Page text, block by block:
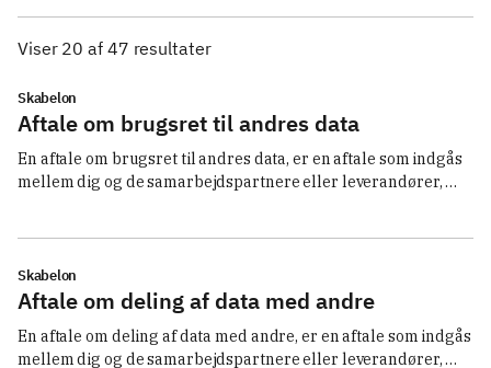
Viser 20 af 47 resultater
Skabelon
Aftale om brugsret til andres data
En aftale om brugsret til andres data, er en aftale som indgås
mellem dig og de samarbejdspartnere eller leverandører,
Skabelon
Aftale om deling af data med andre
En aftale om deling af data med andre, er en aftale som indgås
mellem dig og de samarbejdspartnere eller leverandører,